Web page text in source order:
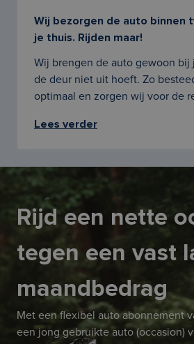
Wij bezorgen de auto binnen
je thuis. Rijden maar!
Wij brengen de auto gewoon bij
de deur niet uit hoeft. Zo
optimaal en zorgen wij voor de
Lees verder
Rijd een nette
tegen een vast
maandbedrag
Met een flexibel auto abonnement
een jong gebruikte auto (occasion)